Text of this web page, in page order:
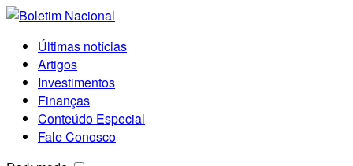
Últimas notícias
Artigos
Investimentos
Finanças
Conteúdo Especial
Fale Conosco